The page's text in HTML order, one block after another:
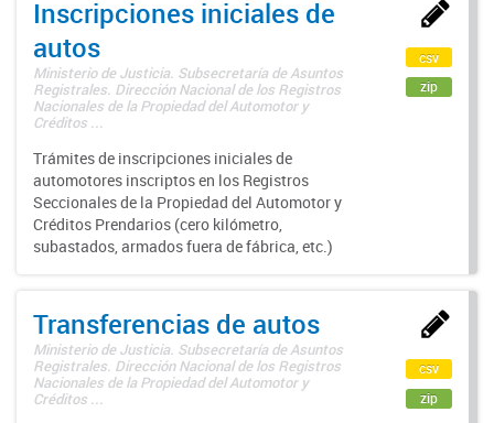
Inscripciones iniciales de
autos
Ministerio de Justicia. Subsecretaría de Asuntos
Registrales. Dirección Nacional de los Registros
Nacionales de la Propiedad del Automotor y
Créditos ...
Trámites de inscripciones iniciales de
automotores inscriptos en los Registros
Seccionales de la Propiedad del Automotor y
Créditos Prendarios (cero kilómetro,
subastados, armados fuera de fábrica, etc.)
csv
zip
Transferencias de autos
Ministerio de Justicia. Subsecretaría de Asuntos
Registrales. Dirección Nacional de los Registros
Nacionales de la Propiedad del Automotor y
Créditos ...
csv
zip